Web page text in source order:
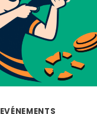
EVÉNEMENTS